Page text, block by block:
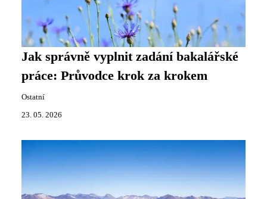
Jak správně vyplnit zadání bakalářské
práce: Průvodce krok za krokem
Ostatní
23. 05. 2026